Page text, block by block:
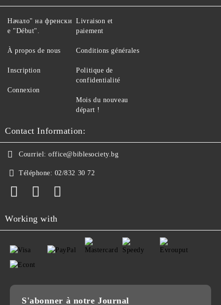
Начало" на френски
е "Début".
À propos de nous
Inscription
Connexion
Livraison et
paiement
Conditions générales
Politique de
confidentialité
Mois du nouveau
départ !
Contact Information:
Courriel: office@biblesociety.bg
Téléphone: 02/832 30 72
Working with
S'abonner à notre Journal